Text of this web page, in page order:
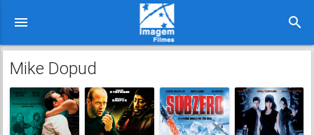
menu search
Mike Dopud